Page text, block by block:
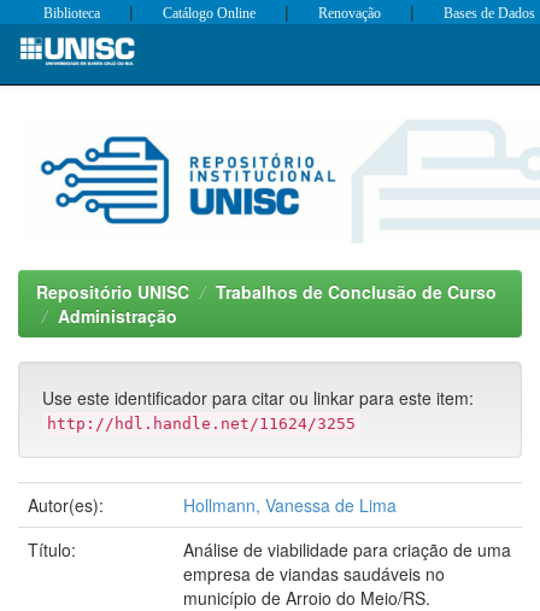
Skip
Biblioteca | Catálogo Online | Renovação | Bases de Dados
Repositório UNISC
Trabalhos de Conclusão de Curso
Administração
Use este identificador para citar ou linkar para este item:
http://hdl.handle.net/11624/3255
Autor(es):
Hollmann, Vanessa de Lima
Título:
Análise de viabilidade para criação de uma
empresa de viandas saudáveis no
município de Arroio do Meio/RS.